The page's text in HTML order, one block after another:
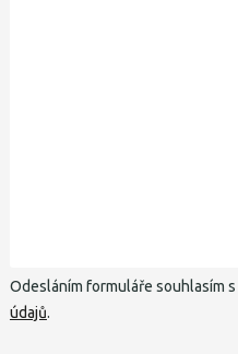
Odesláním formuláře souhlasím s
údajů.